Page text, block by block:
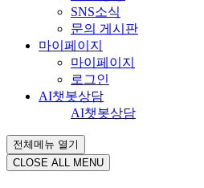
SNS소식
문의 게시판
마이페이지
마이페이지
로그인
AI챗봇상담
AI챗봇상담
전체메뉴 열기
CLOSE ALL MENU